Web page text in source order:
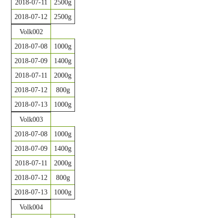
2018-07-11
2500g
2018-07-12
2500g
Volk002
2018-07-08
1000g
2018-07-09
1400g
2018-07-11
2000g
2018-07-12
800g
2018-07-13
1000g
Volk003
2018-07-08
1000g
2018-07-09
1400g
2018-07-11
2000g
2018-07-12
800g
2018-07-13
1000g
Volk004